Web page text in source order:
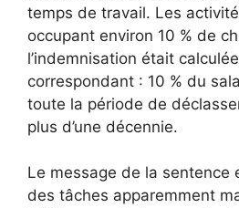
temps de travail. Les
occupant environ 10 % de
l’indemnisation était
correspondant : 10 % du
toute la période de
plus d’une décennie.
Le message de la sentence
des tâches apparemment